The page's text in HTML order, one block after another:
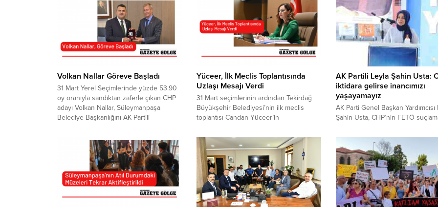
Volkan Nallar Göreve Başladı
31 Mart Yerel Seçimlerinde yüzde 53.90
oy oranıyla sandıktan zaferle çıkan CHP
adayı Volkan Nallar, Süleymanpaşa
Belediye Başkanlığını AK Partili
mazbatasını alan Nallar, coşkulu bir
kalabalık eşliğinde görevine resmen
başladı.Başkan Nallar, daha sonra
Süleymanpaşa Belediyesi Sahil Ek
Hizmet Binası’nda gerçekleşen Devir
Teslim Töreni...
Yüceer, İlk Meclis Toplantısında
Uzlaşı Mesajı Verdi
31 Mart seçimlerinin ardından Tekirdağ
Büyükşehir Belediyesi’nin ilk meclis
toplantısı Candan Yüceer’in
ötekileştirmeden ayrım yapılmayan
belediyecilik anlayışı ile hizmet
edileceğinin mesajını verdi. Saygı
duruşunda bulunulması ve İstiklal
Marşı’nın okunması ile başlayan meclis
toplantısında konuşan Tekirdağ
Büyükşehir Belediye Başkanı Candan
Yüceer, uzlaşı mesajı ile toplantıya
AK Partili Leyla Şahin Usta:
iktidara gelirse inancımızı
yaşayamayız
AK Parti Genel Başkan Yardımcısı
Şahin Usta, CHP’nin FETÖ
Kanal 42’de yayınlanan Sümen
programına konuk olan Usta, CHP
Başkan Yardımcısı Oğuz Kaan
“Elimizde FETÖ ile bağlantısı olan
Partili bazı vekillerin isimleri var,
FETÖ’nün siyasi ayağına girilse AK
Partinin yarısı kalmaz”...